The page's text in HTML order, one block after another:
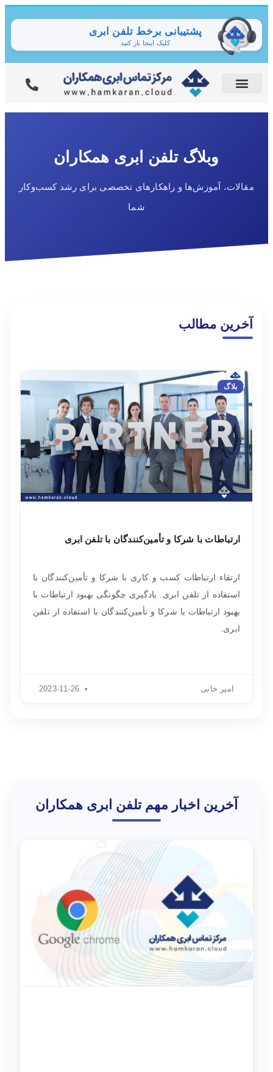
پشتیبانی برخط تلفن ابری
کلیک اینجا باز کنید
وبلاگ تلفن ابری همکاران
مقالات، آموزش‌ها و راهکارهای تخصصی برای رشد کسب‌وکار
شما
آخرین مطالب
بلاگ
ارتباطات با شرکا و تأمین‌کنندگان با تلفن ابری
ارتقاء ارتباطات کسب و کاری با شرکا و تأمین‌کنندگان با
استفاده از تلفن ابری. یادگیری چگونگی بهبود ارتباطات با
بهبود ارتباطات با شرکا و تأمین‌کنندگان با استفاده از تلفن
ابری.
امیر خانی
آخرین اخبار مهم تلفن ابری همکاران